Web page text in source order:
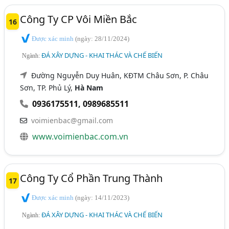
16 Công Ty CP Vôi Miền Bắc
Được xác minh(ngày: 28/11/2024)
Ngành:ĐÁ XÂY DỰNG - KHAI THÁC VÀ CHẾ BIẾN
Đường Nguyễn Duy Huân, KĐTM Châu Sơn, P. Châu
Sơn, TP. Phủ Lý, Hà Nam
0936175511,0989685511
voimienbac@gmail.com
www.voimienbac.com.vn
17 Công Ty Cổ Phần Trung Thành
Được xác minh(ngày: 14/11/2023)
Ngành:ĐÁ XÂY DỰNG - KHAI THÁC VÀ CHẾ BIẾN